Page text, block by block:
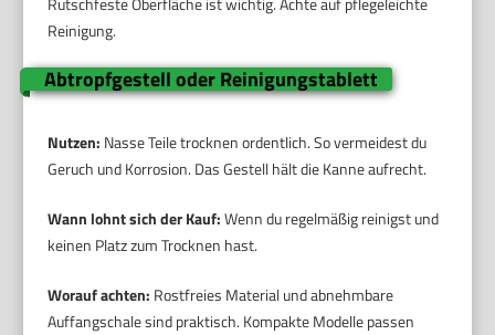
Reinigung.
Abtropfgestell oder Reinigungstablett
Nutzen: Nasse Teile trocknen ordentlich. So vermeidest du
Geruch und Korrosion. Das Gestell hält die Kanne aufrecht.
Wann lohnt sich der Kauf:Wenn du regelmäßig reinigst und
keinen Platz zum Trocknen hast.
Worauf achten: Rostfreies Material und abnehmbare
Auffangschale sind praktisch. Kompakte Modelle passen